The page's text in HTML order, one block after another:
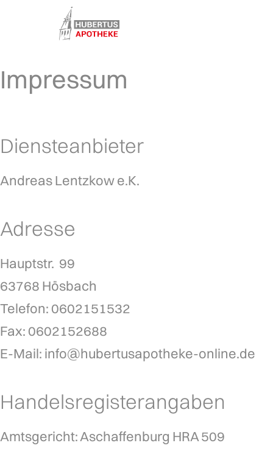
Impressum
Diensteanbieter
Andreas Lentzkow e.K.
Adresse
Hauptstr. 99
63768 Hösbach
Telefon: 0602151532
Fax: 0602152688
E-Mail: info@hubertusapotheke-online.de
Handelsregisterangaben
Amtsgericht: Aschaffenburg HRA 509